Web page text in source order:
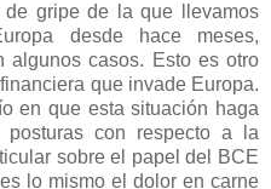
de gripe de la que llevamos
desde hace meses,
algunos casos. Esto es otro
que invade Europa.
en que esta situación haga
posturas con respecto a la
sobre el papel del BCE
lo mismo el dolor en carne